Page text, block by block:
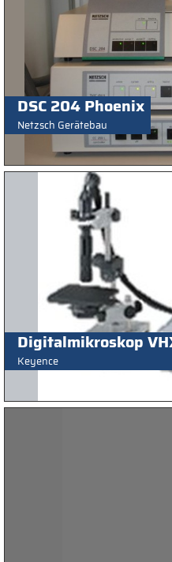
DSC 204 Phoenix
Netzsch Gerätebau
Digitalmikroskop
Keyence